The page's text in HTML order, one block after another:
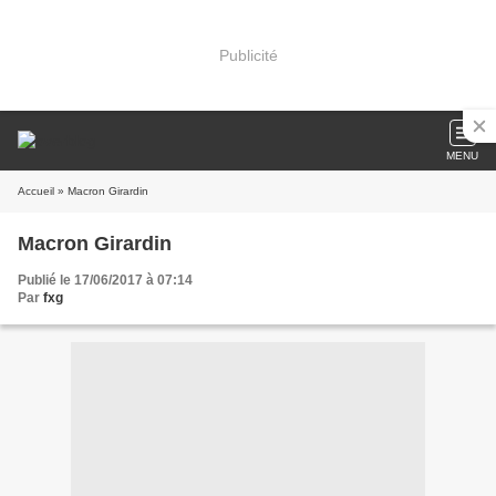
Publicité
MENU
Accueil » Macron Girardin
Macron Girardin
Publié le 17/06/2017 à 07:14
Par fxg